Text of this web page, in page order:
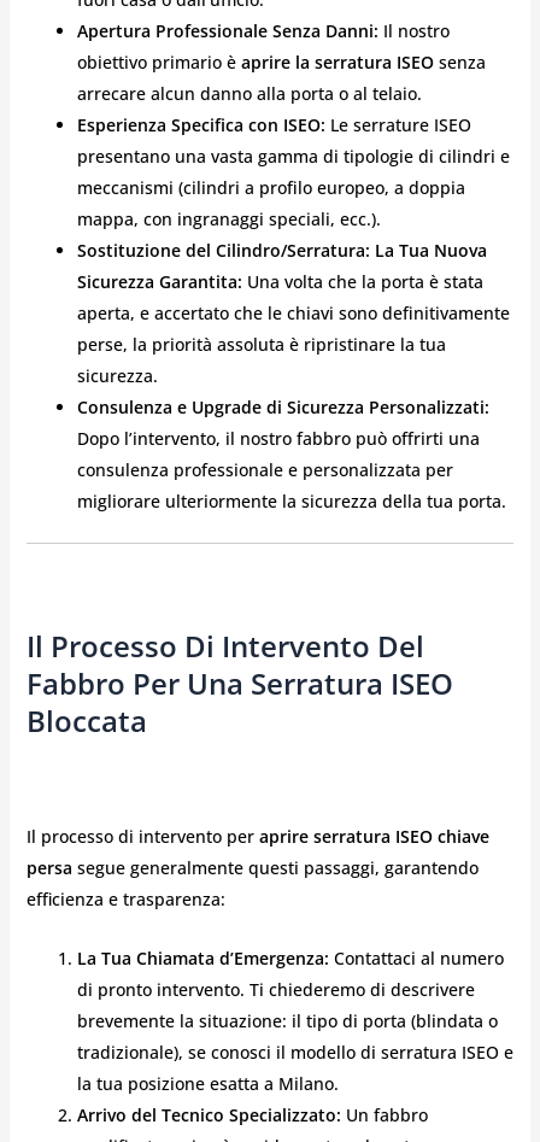
Apertura Professionale Senza Danni: Il nostro
obiettivo primario è aprire la serratura ISEOsenza
arrecare alcun danno alla porta o al telaio.
Esperienza Specifica con ISEO: Le serrature ISEO
presentano una vasta gamma di tipologie di cilindri e
meccanismi (cilindri a profilo europeo, a doppia
mappa, con ingranaggi speciali, ecc.).
Sostituzione del Cilindro/Serratura: La Tua Nuova
Sicurezza Garantita: Una volta che la porta è stata
aperta, e accertato che le chiavi sono definitivamente
perse, la priorità assoluta è ripristinare la tua
sicurezza.
Consulenza e Upgrade di Sicurezza Personalizzati:
Dopo l’intervento, il nostro fabbro può offrirti una
consulenza professionale e personalizzata per
migliorare ulteriormente la sicurezza della tua porta.
Il Processo Di Intervento Del
Fabbro Per Una Serratura ISEO
Bloccata
Il processo di intervento per aprire serratura ISEO chiave
persa segue generalmente questi passaggi, garantendo
efficienza e trasparenza:
La Tua Chiamata d’Emergenza: Contattaci al numero
di pronto intervento. Ti chiederemo di descrivere
brevemente la situazione: il tipo di porta (blindata o
tradizionale), se conosci il modello di serratura ISEO e
la tua posizione esatta a Milano.
Arrivo del Tecnico Specializzato: Un fabbro